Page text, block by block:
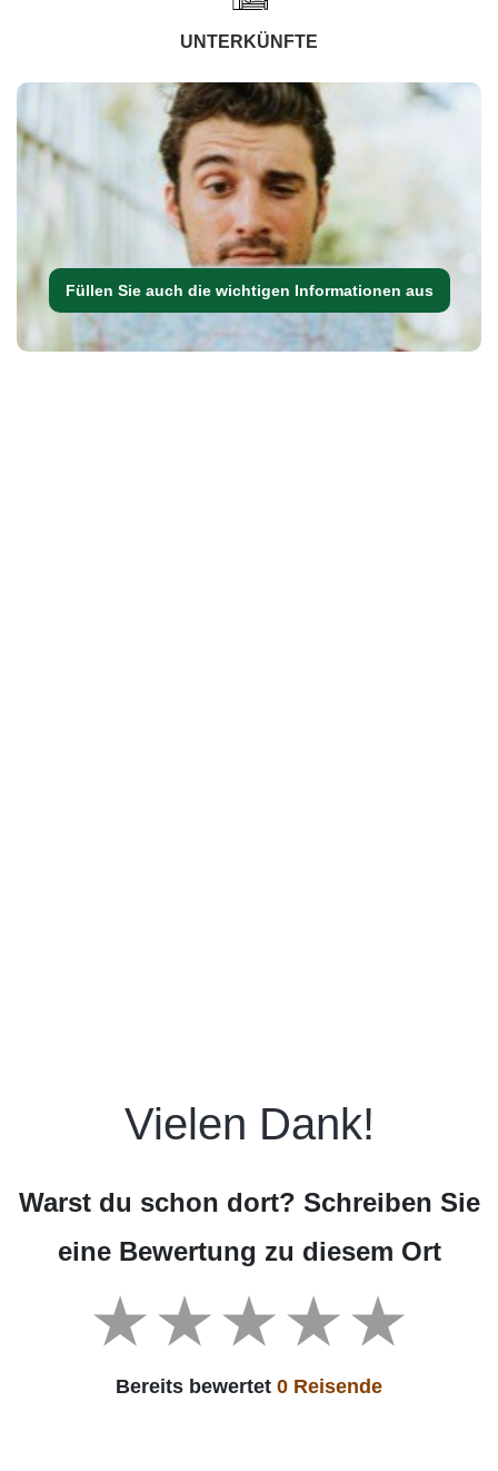
UNTERKÜNFTE
Füllen Sie auch die wichtigen Informationen aus
Vielen Dank!
Warst du schon dort? Schreiben Sie
eine Bewertung zu diesem Ort
Bereits bewertet 0 Reisende